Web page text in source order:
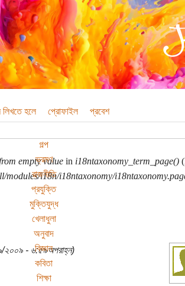
লিখতে হলে প্রোফাইল প্রবেশ
গল্প
ভ্রমণ
রাজনীতি
প্রযুক্তি
মুক্তিযুদ্ধ
খেলাধুলা
অনুবাদ
বিজ্ঞান
কবিতা
শিক্ষা
empty valuein i18ntaxonomy_term_page()
modules/i18n/i18ntaxonomy/
২০০৯ - ৬:৫৯অপরাহ্ন)